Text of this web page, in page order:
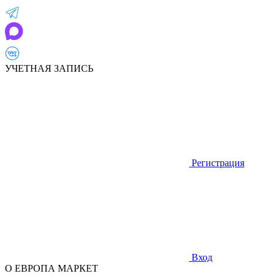
УЧЕТНАЯ ЗАПИСЬ
Регистрация
Вход
О ЕВРОПА МАРКЕТ